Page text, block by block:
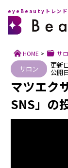
eyeBeautyトレンド
HOME > サ
サロン 更新
公開
マツエク
SNS」の